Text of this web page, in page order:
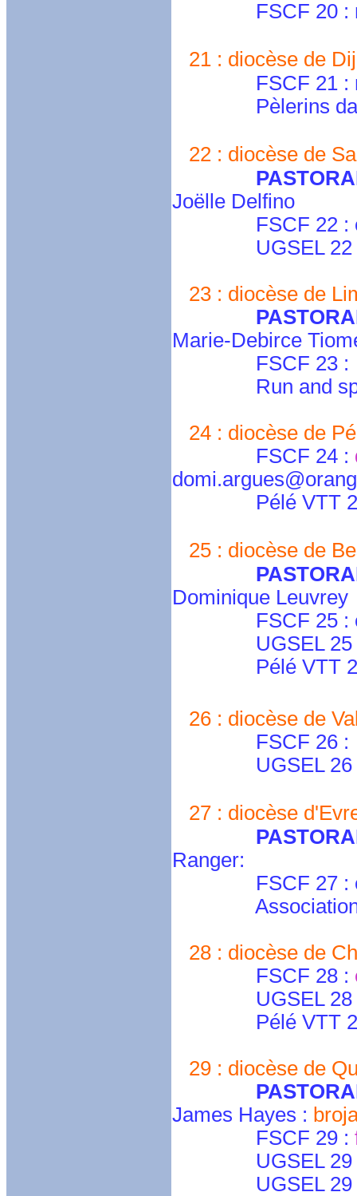
FSCF 20 :
21 : diocèse de
FSCF 21 :
Pèlerins
22 : diocèse de
Joëlle Delfino
FSCF 22 :
UGSEL 22
23 : diocèse de
Marie-Debirce
FSCF 23 :
Run and
24 : diocèse de
FSCF 24 :
Pélé VTT 24 :
25 : diocèse de
Dominique Leuvrey
FSCF 25 : cd-
UGSEL 25 :
Pélé VTT 25 :
26 : diocèse de
FSCF 26 :
UGSEL 26
27 : diocèse
Ranger:
FSCF 27 : cd-
Association
28 : diocèse de
FSCF 28 :
UGSEL 28
Pélé VTT
29 : diocèse de
James Hayes :
FSCF 29 :
UGSEL 29
UGSEL 29